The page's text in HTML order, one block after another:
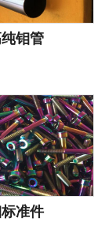
钼管
准件